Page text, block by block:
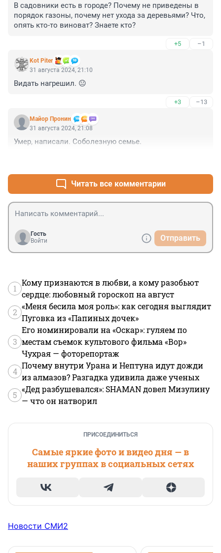
В садовники есть в городе? Почему не приведены в
порядок газоны, почему нет ухода за деревьями? Что,
опять кто-то виноват? Знаете кто?
+5 –1
Kot Piter
31 августа 2024, 21:10
Видать нагрешил. 😐
+3 –13
Майор Пронин
31 августа 2024, 21:08
Умер, написали. Соболезную семье.
Читать все комментарии
Гость
Войти
Отправить
1
Кому признаются в любви, а кому разобьют
сердце: любовный гороскоп на август
2
«Меня бесила моя роль»: как сегодня выглядит
Пуговка из «Папиных дочек»
3
Его номинировали на «Оскар»: гуляем по
местам съемок культового фильма «Вор»
Чухрая — фоторепортаж
4
Почему внутри Урана и Нептуна идут дожди
из алмазов? Разгадка удивила даже ученых
5
«Дед разбушевался»: SHAMAN довел Мизулину
— что он натворил
ПРИСОЕДИНИТЬСЯ
Самые яркие фото и видео дня — в
наших группах в социальных сетях
Новости СМИ2